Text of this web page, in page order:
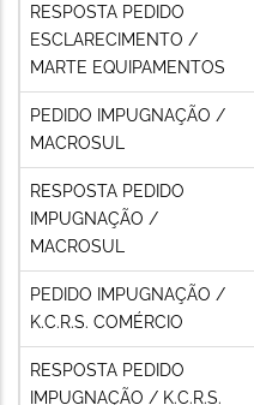
RESPOSTA PEDIDO
ESCLARECIMENTO /
MARTE EQUIPAMENTOS
PEDIDO IMPUGNAÇÃO /
MACROSUL
RESPOSTA PEDIDO
IMPUGNAÇÃO /
MACROSUL
PEDIDO IMPUGNAÇÃO /
K.C.R.S. COMÉRCIO
RESPOSTA PEDIDO
IMPUGNAÇÃO / K.C.R.S.